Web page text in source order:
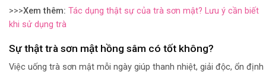
>>>Xem thêm: Tác dụng thật sự của trà sơn mật? Lưu ý cần biết
khi sử dụng trà
Sự thật trà sơn mật hồng sâm có tốt không?
Việc uống trà sơn mật mỗi ngày giúp thanh nhiệt, giải độc, ổn định